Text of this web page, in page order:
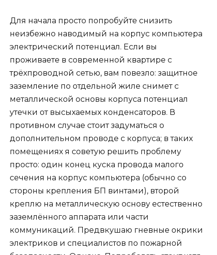
Для начала просто попробуйте снизить
неизбежно наводимый на корпус компьютера
электрический потенциал. Если вы
проживаете в современной квартире с
трёхпроводной сетью, вам повезло: защитное
заземление по отдельной жиле снимет с
металлической основы корпуса потенциал
утечки от высыхаемых конденсаторов. В
противном случае стоит задуматься о
дополнительном проводе с корпуса; в таких
помещениях я советую решить проблему
просто: один конец куска провода малого
сечения на корпус компьютера (обычно со
стороны крепления БП винтами), второй
креплю на металлическую основу естественно
заземлённого аппарата или части
коммуникаций. Предвкушаю гневные окрики
электриков и специалистов по пожарной